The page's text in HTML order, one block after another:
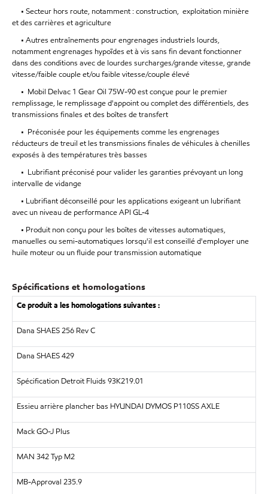
• Secteur hors route, notamment : construction, exploitation minière
et des carrières et agriculture
• Autres entraînements pour engrenages industriels lourds,
notamment engrenages hypoïdes et à vis sans fin devant fonctionner
dans des conditions avec de lourdes surcharges/grande vitesse, grande
vitesse/faible couple et/ou faible vitesse/couple élevé
• Mobil Delvac 1 Gear Oil 75W-90 est conçue pour le premier
remplissage, le remplissage d'appoint ou complet des différentiels, des
transmissions finales et des boîtes de transfert
• Préconisée pour les équipements comme les engrenages
réducteurs de treuil et les transmissions finales de véhicules à chenilles
exposés à des températures très basses
• Lubrifiant préconisé pour valider les garanties prévoyant un long
intervalle de vidange
• Lubrifiant déconseillé pour les applications exigeant un lubrifiant
avec un niveau de performance API GL-4
• Produit non conçu pour les boîtes de vitesses automatiques,
manuelles ou semi-automatiques lorsqu'il est conseillé d'employer une
huile moteur ou un fluide pour transmission automatique
Spécifications et homologations
Ce produit a les homologations suivantes :
Dana SHAES 256 Rev C
Dana SHAES 429
Spécification Detroit Fluids 93K219.01
Essieu arrière plancher bas HYUNDAI DYMOS P110SS AXLE
Mack GO-J Plus
MAN 342 Typ M2
MB-Approval 235.9